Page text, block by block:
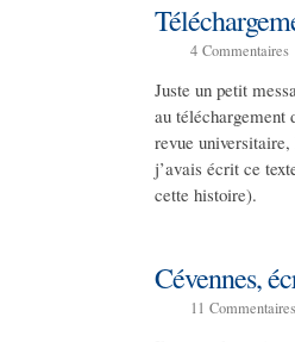
4 Commentaires
Juste un petit
au téléchargement
revue
j’avais écrit ce
cette histoire).
Cévennes,
11 Commentaires